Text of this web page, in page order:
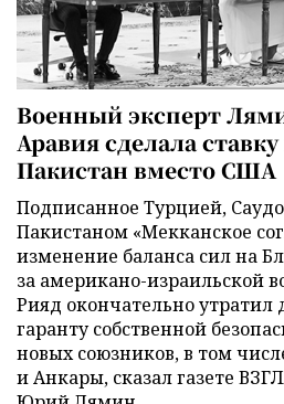
Военный эксперт
Аравия сделала
Пакистан вместо США
Подписанное Турцией,
Пакистаном «Мекканское
изменение баланса сил на
за американо-израильской
Рияд окончательно
гаранту собственной
новых союзников, в том
и Анкары, сказал газете